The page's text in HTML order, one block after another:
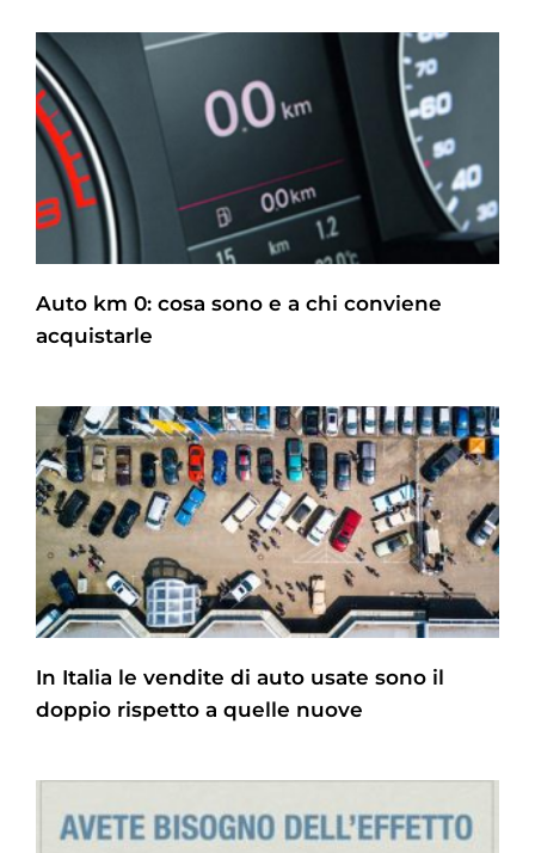
Auto km 0: cosa sono e a chi conviene
acquistarle
In Italia le vendite di auto usate sono il
doppio rispetto a quelle nuove